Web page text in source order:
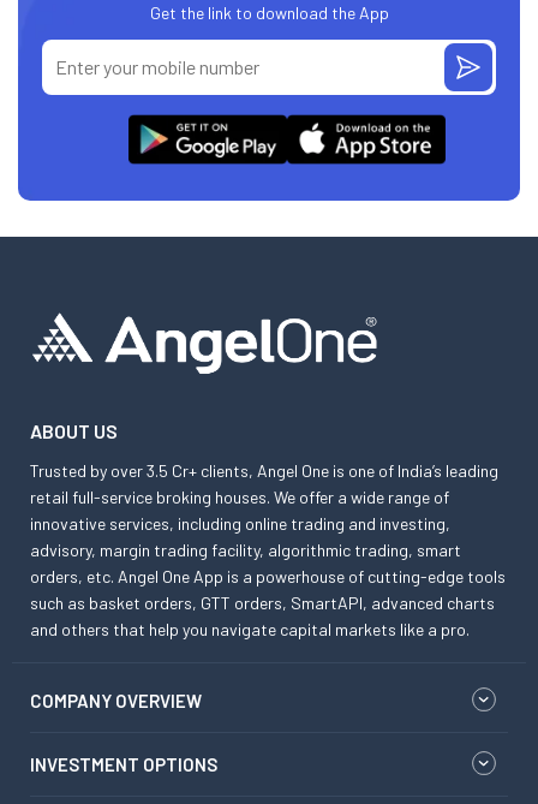
Get the link to download the App
ABOUT US
Trusted by over 3.5 Cr+ clients, Angel One is one of India’s leading
retail full-service broking houses. We offer a wide range of
innovative services, including online trading and investing,
advisory, margin trading facility, algorithmic trading, smart
orders, etc. Angel One App is a powerhouse of cutting-edge tools
such as basket orders, GTT orders, SmartAPI, advanced charts
and others that help you navigate capital markets like a pro.
COMPANY OVERVIEW
INVESTMENT OPTIONS